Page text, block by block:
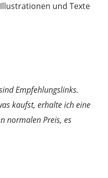
und Texte
Empfehlungslinks.
kaufst, erhalte ich eine
normalen Preis, es